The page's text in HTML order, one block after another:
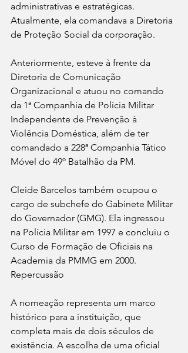
administrativas e estratégicas.
Atualmente, ela comandava a Diretoria
de Proteção Social da corporação.
Anteriormente, esteve à frente da
Diretoria de Comunicação
Organizacional e atuou no comando
da 1ª Companhia de Polícia Militar
Independente de Prevenção à
Violência Doméstica, além de ter
comandado a 228ª Companhia Tático
Móvel do 49º Batalhão da PM.
Cleide Barcelos também ocupou o
cargo de subchefe do Gabinete Militar
do Governador (GMG). Ela ingressou
na Polícia Militar em 1997 e concluiu o
Curso de Formação de Oficiais na
Academia da PMMG em 2000.
Repercussão
A nomeação representa um marco
histórico para a instituição, que
completa mais de dois séculos de
existência. A escolha de uma oficial